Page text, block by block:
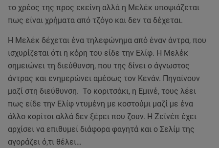
το χρέος της προς εκείνη αλλά η Μελέκ υποψιάζεται
πως είναι χρήματα από τζόγο και δεν τα δέχεται.
Η Μελέκ δέχεται ένα τηλεφώνημα από έναν άντρα, που
ισχυρίζεται ότι η κόρη του είδε την Ελίφ. Η Μελέκ
σημειώνει τη διεύθυνση, που της δίνει ο άγνωστος
άντρας και ενημερώνει αμέσως τον Κενάν. Πηγαίνουν
μαζί στη διεύθυνση. Το κοριτσάκι, η Εμινέ, τους λέει
πως είδε την Ελίφ ντυμένη με κοστούμι μαζί με ένα
άλλο κορίτσι αλλά δεν ξέρει που ζουν. Η Ζεϊνέπ έχει
αρχίσει να επιθυμεί διάφορα φαγητά και ο Σελίμ της
αγοράζει ό,τι θέλει…